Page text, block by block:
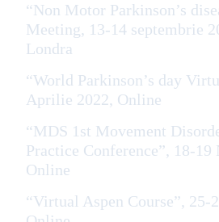
“Non Motor Parkinson’s
Meeting, 13-14 septembrie
Londra
“World Parkinson’s day
Aprilie 2022, Online
“MDS 1st Movement
Practice Conference”, 18-
Online
“Virtual Aspen Course”, 25-